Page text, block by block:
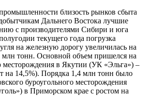
близость рынков сбыта
Дальнего Востока лучшие
с производителями Сибири и юга
текущего года погрузка
на железную дорогу увеличилась на
млн тонн. Основной объем пришелся на
месторождения в Якутии (УК «Эльга») –
на 14,5%). Порядка 1,4 млн тонн было
буроугольного месторождения
в Приморском крае с ростом на